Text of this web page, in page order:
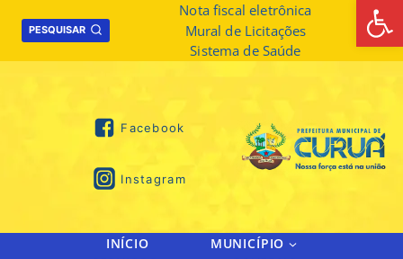
PESQUISAR
Nota fiscal eletrônica
Mural de Licitações
Sistema de Saúde
Facebook
Instagram
INÍCIO
MUNICÍPIO